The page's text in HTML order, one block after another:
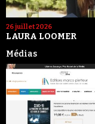
26 juillet 2026
LAURA LOOMER
Médias